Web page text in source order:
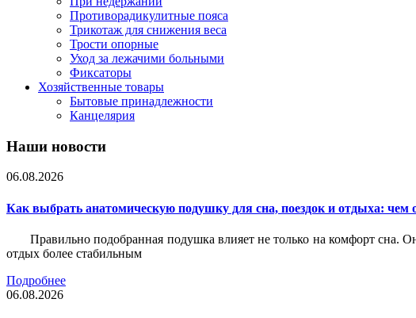
Противорадикулитные пояса
Трикотаж для снижения веса
Трости опорные
Уход за лежачими больными
Фиксаторы
Хозяйственные товары
Бытовые принадлежности
Канцелярия
Наши новости
06.08.2026
Как выбрать анатомическую подушку для сна, поездок и отдыха:
Правильно подобранная подушка влияет не только на комфорт сна.
отдых более стабильным
Подробнее
06.08.2026